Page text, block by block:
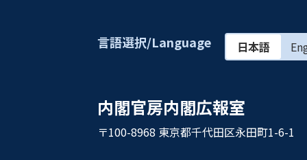
言語選択/Language 日本語
内閣官房内閣広報室
〒100-8968 東京都千代田区永田町1-6-1